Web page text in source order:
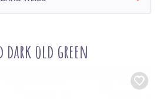
dark old green